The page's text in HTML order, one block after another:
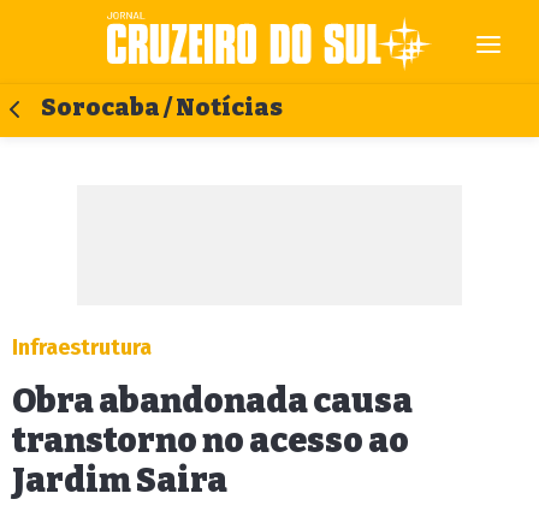
Sorocaba / Notícias
Infraestrutura
Obra abandonada causa
transtorno no acesso ao
Jardim Saira